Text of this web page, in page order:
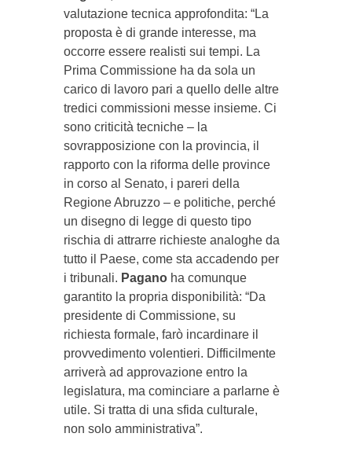
valutazione tecnica approfondita: “La
proposta è di grande interesse, ma
occorre essere realisti sui tempi. La
Prima Commissione ha da sola un
carico di lavoro pari a quello delle altre
tredici commissioni messe insieme. Ci
sono criticità tecniche – la
sovrapposizione con la provincia, il
rapporto con la riforma delle province
in corso al Senato, i pareri della
Regione Abruzzo – e politiche, perché
un disegno di legge di questo tipo
rischia di attrarre richieste analoghe da
tutto il Paese, come sta accadendo per
i tribunali. Paganoha comunque
garantito la propria disponibilità: “Da
presidente di Commissione, su
richiesta formale, farò incardinare il
provvedimento volentieri. Difficilmente
arriverà ad approvazione entro la
legislatura, ma cominciare a parlarne è
utile. Si tratta di una sfida culturale,
non solo amministrativa”.